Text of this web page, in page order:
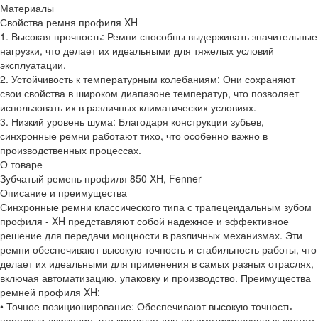
Материалы
Свойства ремня профиля XH
1. Высокая прочность: Ремни способны выдерживать значительные
нагрузки, что делает их идеальными для тяжелых условий
эксплуатации.
2. Устойчивость к температурным колебаниям: Они сохраняют
свои свойства в широком диапазоне температур, что позволяет
использовать их в различных климатических условиях.
3. Низкий уровень шума: Благодаря конструкции зубьев,
синхронные ремни работают тихо, что особенно важно в
производственных процессах.
О товаре
Зубчатый ремень профиля 850 XH, Fenner
Описание и преимущества
Синхронные ремни классического типа с трапецеидальным зубом
профиля - XH представляют собой надежное и эффективное
решение для передачи мощности в различных механизмах. Эти
ремни обеспечивают высокую точность и стабильность работы, что
делает их идеальными для применения в самых разных отраслях,
включая автоматизацию, упаковку и производство. Преимущества
ремней профиля XH:
• Точное позиционирование: Обеспечивают высокую точность